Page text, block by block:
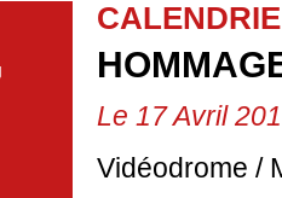
Le 17 Avril
Vidéodrome /